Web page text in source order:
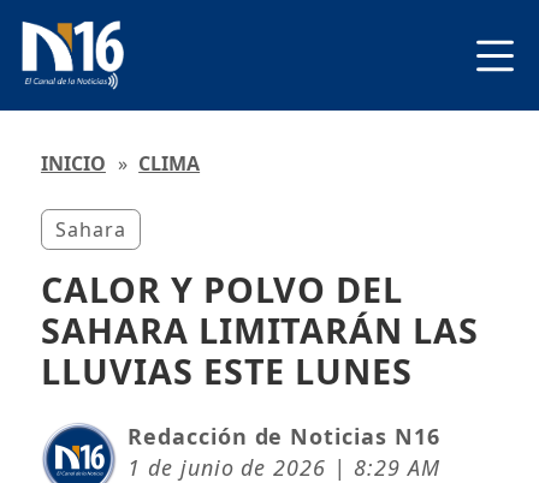
INICIO » CLIMA
Sahara
CALOR Y POLVO DEL
SAHARA LIMITARÁN LAS
LLUVIAS ESTE LUNES
Redacción de Noticias N16
1 de junio de 2026 | 8:29 AM